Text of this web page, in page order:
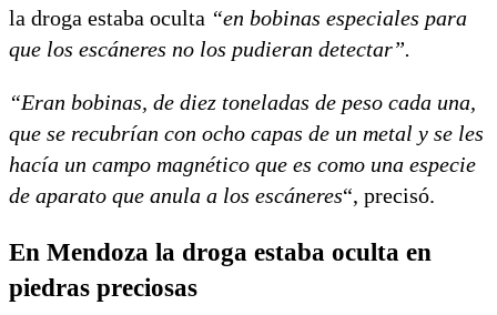
la droga estaba oculta “en bobinas especiales para
que los escáneres no los pudieran detectar”.
“Eran bobinas, de diez toneladas de peso cada una,
que se recubrían con ocho capas de un metal y se les
hacía un campo magnético que es como una especie
de aparato que anula a los escáneres“, precisó.
En Mendoza la droga estaba oculta en
piedras preciosas